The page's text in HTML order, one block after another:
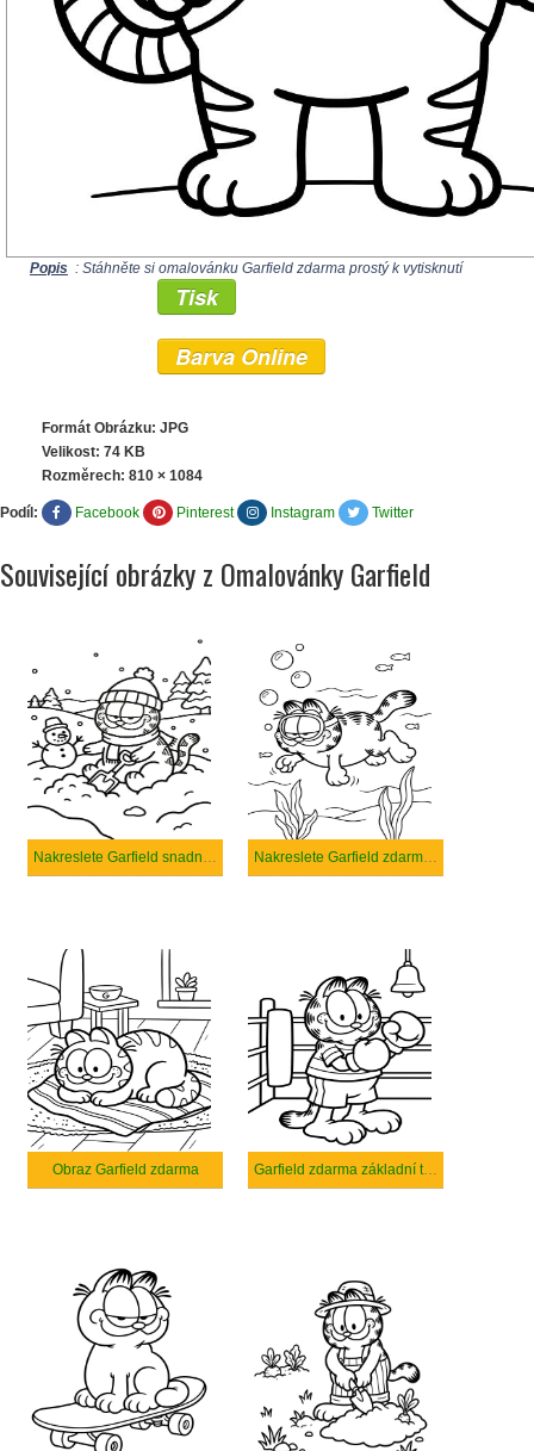
Popis : Stáhněte si omalovánku Garfield zdarma prostý k vytisknutí
Tisk
Barva Online
Formát Obrázku: JPG
Velikost: 74 KB
Rozměrech: 810 × 1084
Podíl: Facebook Pinterest Instagram Twitter
Související obrázky z Omalovánky Garfield
Nakreslete Garfield snadný tisknutelné Nakreslete Garfield zdarma prostý tisknutelné
Obraz Garfield zdarma Garfield zdarma základní tisknutelné